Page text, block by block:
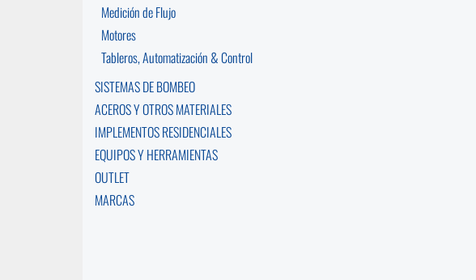
Medición de Flujo
Motores
Tableros, Automatización & Control
SISTEMAS DE BOMBEO
ACEROS Y OTROS MATERIALES
IMPLEMENTOS RESIDENCIALES
EQUIPOS Y HERRAMIENTAS
OUTLET
MARCAS